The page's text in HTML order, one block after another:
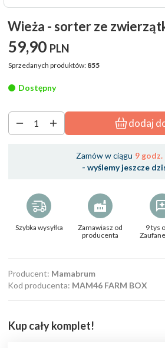
Wieża - sorter ze
59,90 PLN
Sprzedanych produktów: 855
Dostępny
dodaj
Zamów w ciągu 9 godz.
- wyślemy jeszcze
Szybka wysyłka
Zamawiasz od
producenta
9 tys
Kod producenta: MAM46 FARM BOX
Producent: Mamabrum
Kup cały komplet!